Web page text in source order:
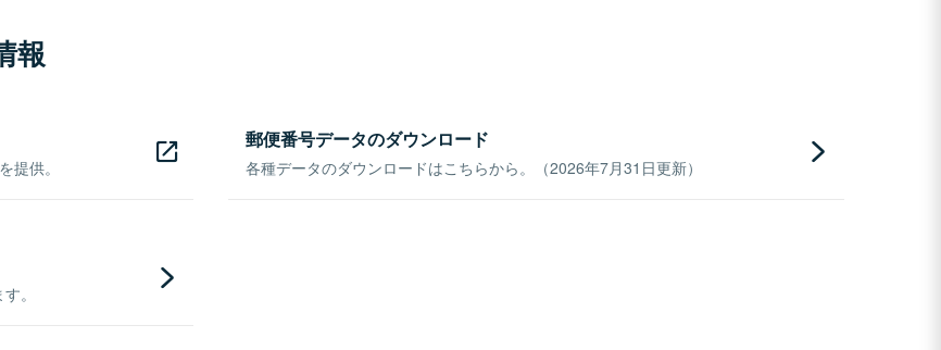
報
提供。
郵便番号データのダウンロード
各種データのダウンロードはこちらから。（2026年7月31日更新）
。